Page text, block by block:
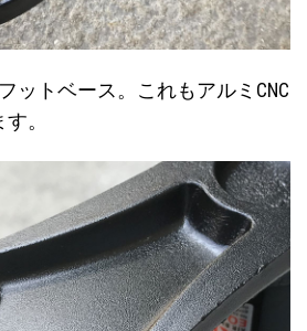
ットベース。これもアルミCNC
。